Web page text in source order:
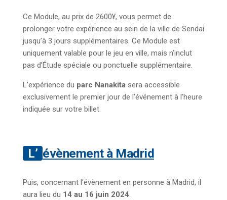
Ce Module, au prix de 2600¥, vous permet de
prolonger votre expérience au sein de la ville de Sendai
jusqu’à 3 jours supplémentaires. Ce Module est
uniquement valable pour le jeu en ville, mais n’inclut
pas d’Étude spéciale ou ponctuelle supplémentaire.
L’expérience du parc Nanakita sera accessible
exclusivement le premier jour de l’événement à l’heure
indiquée sur votre billet.
L’évènement à Madrid
Puis, concernant l’évènement en personne à Madrid, il
aura lieu du 14 au 16 juin 2024.